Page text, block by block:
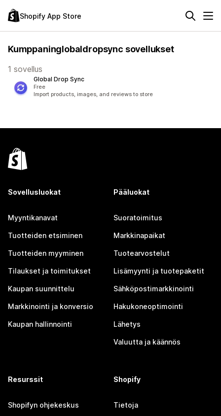
Shopify App Store
Kumppaninglobaldropsync sovellukset
1 sovellus
Global Drop Sync
Free
Import products, images, and reviews to store
Sovellusluokat
Myyntikanavat
Tuotteiden etsiminen
Tuotteiden myyminen
Tilaukset ja toimitukset
Kaupan suunnittelu
Markkinointi ja konversio
Kaupan hallinnointi
Pääluokat
Suoratoimitus
Markkinapaikat
Tuotearvostelut
Lisämyynti ja tuotepaketit
Sähköpostimarkkinointi
Hakukoneoptimointi
Lähetys
Valuutta ja käännös
Resurssit
Shopifyn ohjekeskus
Shopify
Tietoja